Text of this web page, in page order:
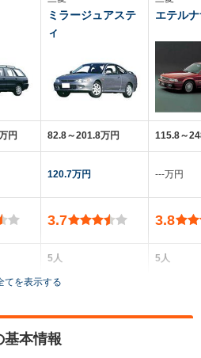
円
ミラージュアステ
ィ
82.8～201.8万円
120.7万円
3.7
5人
2ドア
エテル
115.8～
‐‐‐万円
3.8
5人
てを表示する
基本情報